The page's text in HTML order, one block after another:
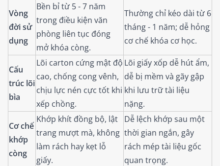
Vòng
đời sử
dụng
Bền bỉ từ 5 - 7 năm
trong điều kiện văn
phòng liên tục đóng
mở khóa còng.
Thường chỉ kéo dài từ 6
tháng - 1 năm; dễ hỏng
cơ chế khóa cơ học.
Cấu
trúc lõi
bìa
Lõi carton cứng mật độ
cao, chống cong vênh,
chịu lực nén cực tốt khi
xếp chồng.
Lõi giấy xốp dễ hút ẩm,
dễ bị mềm và gãy gập
khi lưu trữ tài liệu
nặng.
Cơ chế
khớp
còng
Khớp khít đồng bộ, lật
trang mượt mà, không
làm rách hay kẹt lỗ
giấy.
Dễ lệch khớp sau một
thời gian ngắn, gây
rách mép tài liệu gốc
quan trọng.